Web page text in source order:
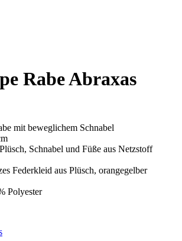
Rabe Abraxas
mit beweglichem Schnabel
Schnabel und Füße aus Netzstoff
Federkleid aus Plüsch, orangegelber
Polyester